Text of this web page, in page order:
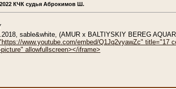
КЧК судья Аброкимов Ш.
sable&white, (AMUR x BALTIYSKIY BEREG
www.youtube.com/embed/Q1Jq2vyawZc" title="17
allowfullscreen></iframe>